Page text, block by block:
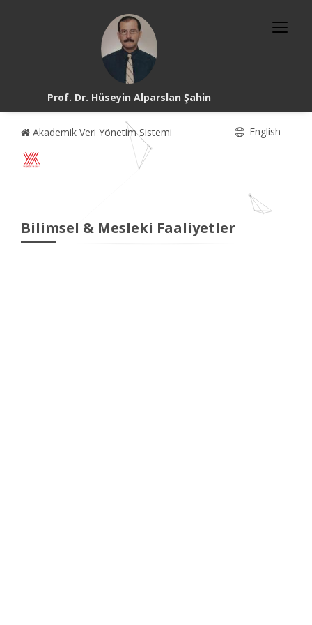
Prof. Dr. Hüseyin Alparslan Şahin
Akademik Veri Yönetim Sistemi English
Bilimsel & Mesleki Faaliyetler